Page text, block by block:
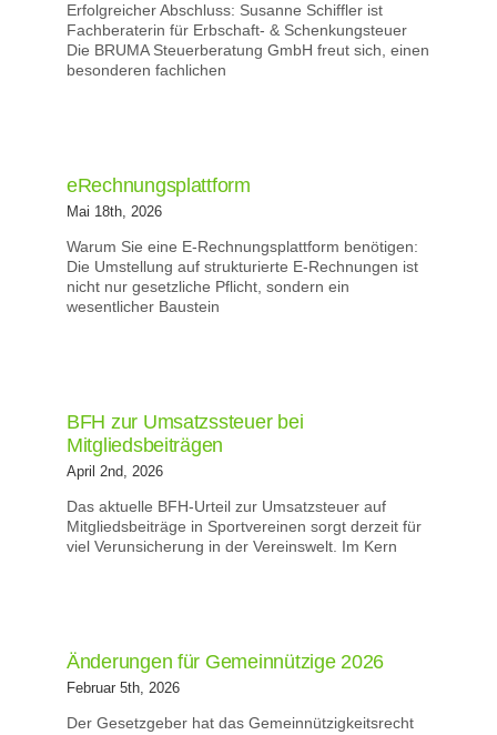
Erfolgreicher Abschluss: Susanne Schiffler ist
Fachberaterin für Erbschaft- & Schenkungsteuer
Die BRUMA Steuerberatung GmbH freut sich, einen
besonderen fachlichen
eRechnungsplattform
Mai 18th, 2026
Warum Sie eine E‑Rechnungsplattform benötigen:
Die Umstellung auf strukturierte E‑Rechnungen ist
nicht nur gesetzliche Pflicht, sondern ein
wesentlicher Baustein
BFH zur Umsatzssteuer bei
Mitgliedsbeiträgen
April 2nd, 2026
Das aktuelle BFH-Urteil zur Umsatzsteuer auf
Mitgliedsbeiträge in Sportvereinen sorgt derzeit für
viel Verunsicherung in der Vereinswelt. Im Kern
Änderungen für Gemeinnützige 2026
Februar 5th, 2026
Der Gesetzgeber hat das Gemeinnützigkeitsrecht